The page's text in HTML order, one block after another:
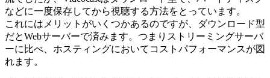
などに一度保存してから視聴する方法をとっています。
これにはメリットがいくつかあるのですが、ダウンロード型
だとWebサーバーで済みます。つまりストリーミングサーバ
ーに比べ、ホスティングにおいてコストパフォーマンスが図
れます。